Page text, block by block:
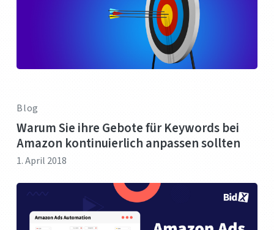
Blog
Warum Sie ihre Gebote für Keywords bei
Amazon kontinuierlich anpassen sollten
1. April 2018